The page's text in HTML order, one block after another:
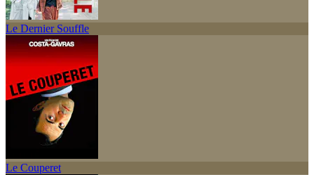
Le Dernier Souffle
Le Couperet